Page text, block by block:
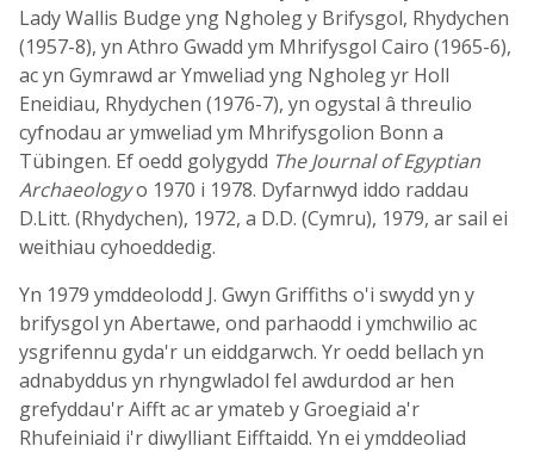
Lady Wallis Budge yng Ngholeg y Brifysgol, Rhydychen
(1957-8), yn Athro Gwadd ym Mhrifysgol Cairo (1965-6),
ac yn Gymrawd ar Ymweliad yng Ngholeg yr Holl
Eneidiau, Rhydychen (1976-7), yn ogystal â threulio
cyfnodau ar ymweliad ym Mhrifysgolion Bonn a
Tübingen. Ef oedd golygydd The Journal of Egyptian
Archaeologyo 1970 i 1978. Dyfarnwyd iddo raddau
D.Litt. (Rhydychen), 1972, a D.D. (Cymru), 1979, ar sail ei
weithiau cyhoeddedig.
Yn 1979 ymddeolodd J. Gwyn Griffiths o'i swydd yn y
brifysgol yn Abertawe, ond parhaodd i ymchwilio ac
ysgrifennu gyda'r un eiddgarwch. Yr oedd bellach yn
adnabyddus yn rhyngwladol fel awdurdod ar hen
grefyddau'r Aifft ac ar ymateb y Groegiaid a'r
Rhufeiniaid i'r diwylliant Eifftaidd. Yn ei ymddeoliad